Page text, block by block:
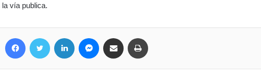
vía publica.
Facebook Twitter LinkedIn MessengerCompartir por correo electrónico